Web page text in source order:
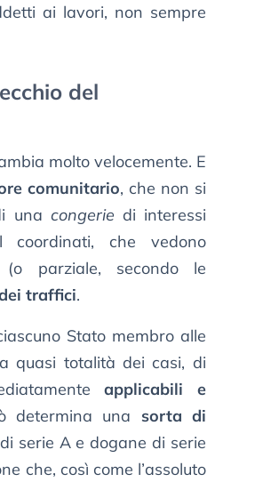
ai lavori, non sempre
del
molto velocemente. E
comunitario, che non si
una congerie di interessi
coordinati, che vedono
(o parziale, secondo le
traffici.
Stato membro alle
quasi totalità dei casi, di
applicabili e
determina una sorta di
serie A e dogane di serie
che, così come l’assoluto